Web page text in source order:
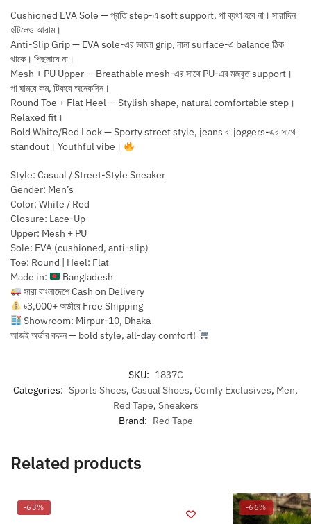
Cushioned EVA Sole — প্রতি step-এ soft support, পা ব্যথা হবে না। সারাদিন
হাঁটলেও আরাম।
Anti-Slip Grip — EVA sole-এর ভালো grip, নানা surface-এ balance ঠিক
থাকে। পিছলাবে না।
Mesh + PU Upper — Breathable mesh-এর সাথে PU-এর মজবুত support।
পা ঘামবে কম, টিকবে অনেকদিন।
Round Toe + Flat Heel — Stylish shape, natural comfortable step।
Relaxed fit।
Bold White/Red Look — Sporty street style, jeans বা joggers-এর সাথে
standout। Youthful vibe।
Style: Casual / Street-Style Sneaker
Gender: Men’s
Color: White / Red
Closure: Lace-Up
Upper: Mesh + PU
Sole: EVA (cushioned, anti-slip)
Toe: Round | Heel: Flat
Made in:
Bangladesh
সারা বাংলাদেশে Cash on Delivery
৳3,000+ অর্ডারে Free Shipping
Showroom: Mirpur-10, Dhaka
আজই অর্ডার করুন — bold style, all-day comfort!
SKU: 1837C
Categories: Sports Shoes, Casual Shoes, Comfy Exclusives, Men,
Red Tape, Sneakers
Brand: Red Tape
Related products
-63% -66%